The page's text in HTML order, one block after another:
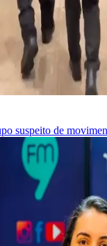
suspeito de